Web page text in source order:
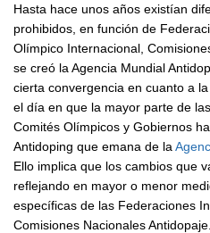
Hasta hace unos años existían
prohibidos, en función de
Olímpico Internacional,
se creó la Agencia Mundial
cierta convergencia en cuanto a
el día en que la mayor parte de
Comités Olímpicos y Gobiernos
Antidoping que emana de la
Ello implica que los cambios que
reflejando en mayor o menor
específicas de las Federaciones
Comisiones Nacionales Antidopaje.